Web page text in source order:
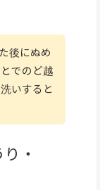
後にぬめ
でのど越
いすると
・